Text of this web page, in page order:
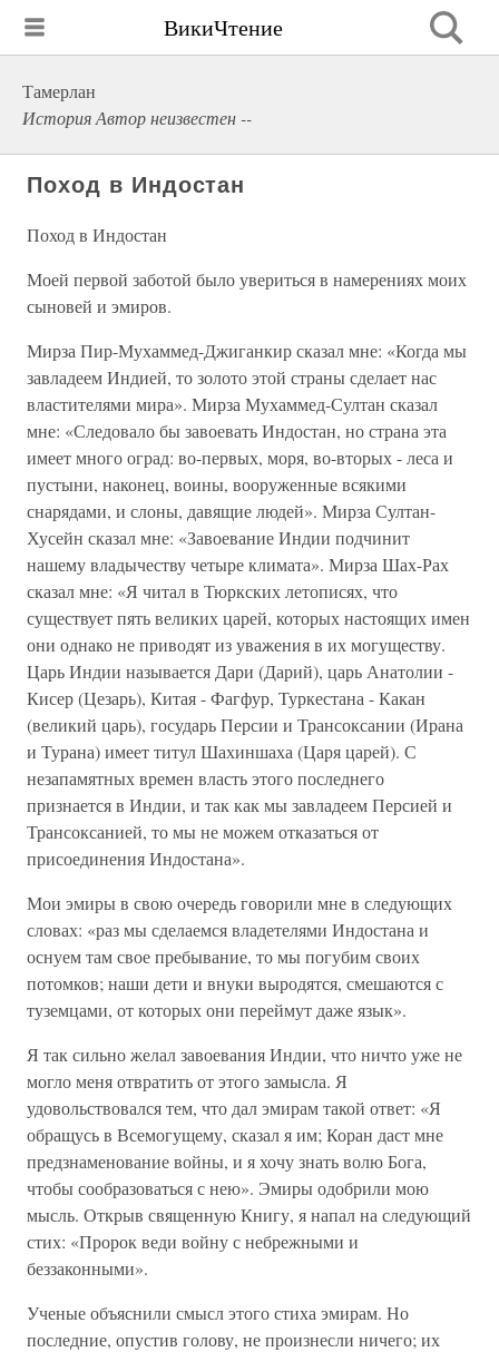
ВикиЧтение
Тамерлан
История Автор неизвестен --
Поход в Индостан
Поход в Индостан
Моей первой заботой было увериться в намерениях моих
сыновей и эмиров.
Мирза Пир-Мухаммед-Джиганкир сказал мне: «Когда мы
завладеем Индией, то золото этой страны сделает нас
властителями мира». Мирза Мухаммед-Султан сказал
мне: «Следовало бы завоевать Индостан, но страна эта
имеет много оград: во-первых, моря, во-вторых - леса и
пустыни, наконец, воины, вооруженные всякими
снарядами, и слоны, давящие людей». Мирза Султан-
Хусейн сказал мне: «Завоевание Индии подчинит
нашему владычеству четыре климата». Мирза Шах-Рах
сказал мне: «Я читал в Тюркских летописях, что
существует пять великих царей, которых настоящих имен
они однако не приводят из уважения в их могуществу.
Царь Индии называется Дари (Дарий), царь Анатолии -
Кисер (Цезарь), Китая - Фагфур, Туркестана - Какан
(великий царь), государь Персии и Трансоксании (Ирана
и Турана) имеет титул Шахиншаха (Царя царей). С
незапамятных времен власть этого последнего
признается в Индии, и так как мы завладеем Персией и
Трансоксанией, то мы не можем отказаться от
присоединения Индостана».
Мои эмиры в свою очередь говорили мне в следующих
словах: «раз мы сделаемся владетелями Индостана и
оснуем там свое пребывание, то мы погубим своих
потомков; наши дети и внуки выродятся, смешаются с
туземцами, от которых они переймут даже язык».
Я так сильно желал завоевания Индии, что ничто уже не
могло меня отвратить от этого замысла. Я
удовольствовался тем, что дал эмирам такой ответ: «Я
обращусь в Всемогущему, сказал я им; Коран даст мне
предзнаменование войны, и я хочу знать волю Бога,
чтобы сообразоваться с нею». Эмиры одобрили мою
мысль. Открыв священную Книгу, я напал на следующий
стих: «Пророк веди войну с небрежными и
беззаконными».
Ученые объяснили смысл этого стиха эмирам. Но
последние, опустив голову, не произнесли ничего; их